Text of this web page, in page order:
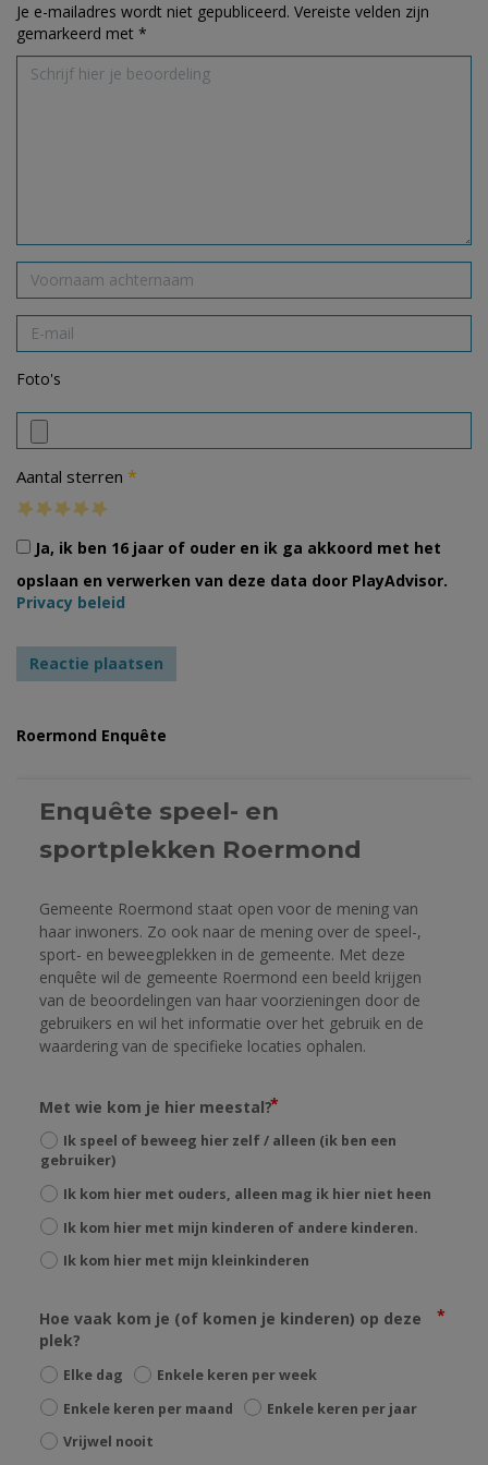
Je e-mailadres wordt niet gepubliceerd. Vereiste velden zijn
gemarkeerd met *
Foto's
Aantal sterren *
Ja, ik ben 16 jaar of ouder en ik ga akkoord met het
opslaan en verwerken van deze data door PlayAdvisor.
Privacy beleid
Roermond Enquête
Enquête speel- en
sportplekken Roermond
Gemeente Roermond staat open voor de mening van
haar inwoners. Zo ook naar de mening over de speel-,
sport- en beweegplekken in de gemeente. Met deze
enquête wil de gemeente Roermond een beeld krijgen
van de beoordelingen van haar voorzieningen door de
gebruikers en wil het informatie over het gebruik en de
waardering van de specifieke locaties ophalen.
Met wie kom je hier meestal?
Ik speel of beweeg hier zelf / alleen (ik ben een
gebruiker)
Ik kom hier met ouders, alleen mag ik hier niet heen
Ik kom hier met mijn kinderen of andere kinderen.
Ik kom hier met mijn kleinkinderen
Hoe vaak kom je (of komen je kinderen) op deze
plek?
Elke dag
Enkele keren per week
Enkele keren per maand
Enkele keren per jaar
Vrijwel nooit